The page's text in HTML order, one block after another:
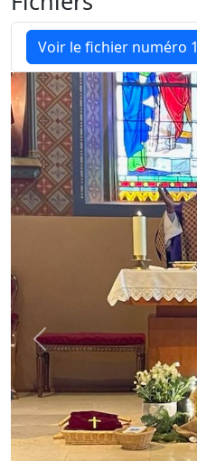
Voir le fichier numéro 1
Previous